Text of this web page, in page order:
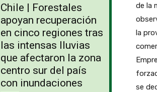
Chile | Forestales
apoyan recuperación
en cinco regiones tras
las intensas lluvias
que afectaron la zona
centro sur del país
con inundaciones
de la
la
se